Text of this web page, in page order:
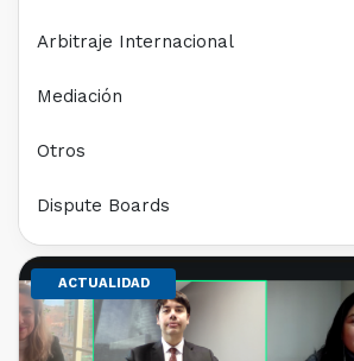
ACTUALIDAD
Arbitraje Internacional
Mediación
Otros
Dispute Boards